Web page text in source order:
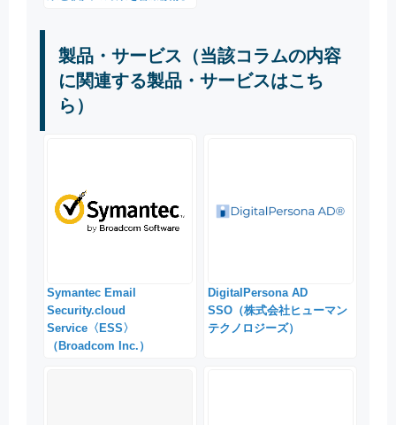
製品・サービス（当該コラムの内容
に関連する製品・サービスはこち
ら）
Symantec Email
Security.cloud
Service〈ESS〉
（Broadcom Inc.）
DigitalPersona AD
SSO（株式会社ヒューマン
テクノロジーズ）